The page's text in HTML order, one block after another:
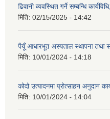
ढिवानी व्यवस्थित गर्ने सम्बन्धि
मिति: 02/15/2025 - 14:42
पैयूँ आधारभूत अस्पताल स्थापना तथा
मिति: 10/01/2024 - 14:18
कोदो उत्पादनमा प्रोत्साहन अनुदान
मिति: 10/01/2024 - 14:04